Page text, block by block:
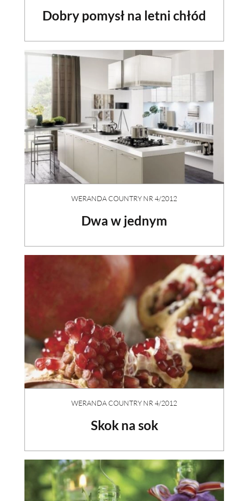
Dobry pomysł na letni chłód
WERANDA COUNTRY NR 4/2012
Dwa w jednym
WERANDA COUNTRY NR 4/2012
Skok na sok